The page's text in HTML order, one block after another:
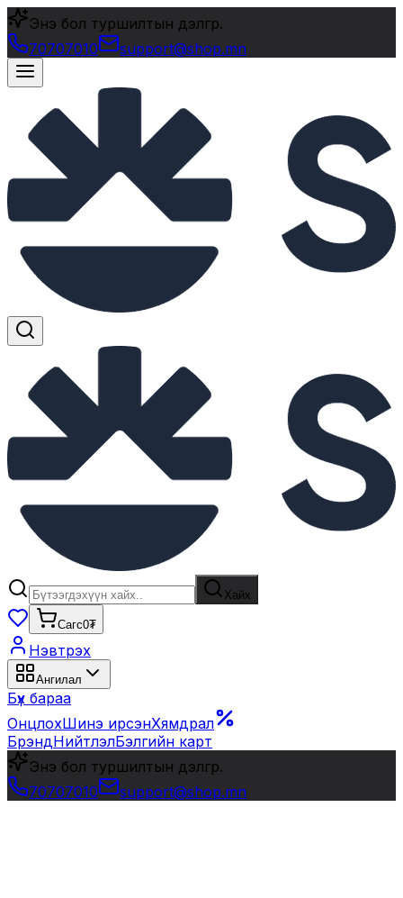
Энэ бол туршилтын дэлгүүр.
70707010
support@shop.mn
Хайх
Сагс0₮
Нэвтрэх
Ангилал
Бүх бараа
ОнцлохШинэ ирсэнХямдрал
БрэндНийтлэлБэлгийн карт
Энэ бол туршилтын дэлгүүр.
70707010
support@shop.mn